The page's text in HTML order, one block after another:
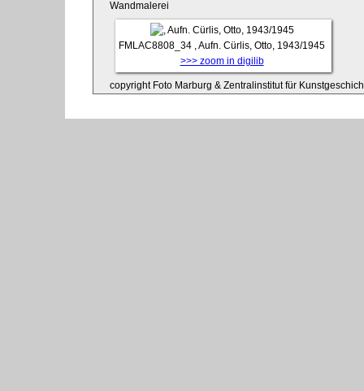
Wandmalerei
FMLAC8808_34 , Aufn. Cürlis, Otto, 1943/1945
>>> zoom in digilib
copyright Foto Marburg & Zentralinstitut für